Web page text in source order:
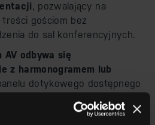
, pozwalający na
gościom bez
do sal konferencyjnych.
AV odbywa się
z harmonogramem lub
dotykowego dostępnego
oświetleniem